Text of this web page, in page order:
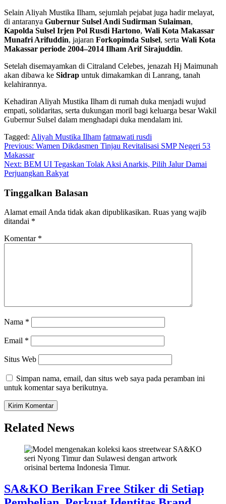
Selain Aliyah Mustika Ilham, sejumlah pejabat juga hadir melayat,
di antaranya Gubernur Sulsel Andi Sudirman Sulaiman,
Kapolda Sulsel Irjen Pol Rusdi Hartono, Wali Kota Makassar
Munafri Arifuddin, jajaran Forkopimda Sulsel, serta Wali Kota
Makassar periode 2004–2014 Ilham Arif Sirajuddin.
Setelah disemayamkan di Citraland Celebes, jenazah Hj Maimunah
akan dibawa ke Sidrap untuk dimakamkan di Lanrang, tanah
kelahirannya.
Kehadiran Aliyah Mustika Ilham di rumah duka menjadi wujud
empati, solidaritas, serta dukungan moril bagi keluarga besar Wakil
Gubernur Sulsel dalam menghadapi duka mendalam ini.
Tagged: Aliyah Mustika Ilham fatmawati rusdi
Navigasi
pos
Previous: Wamen Dikdasmen Tinjau Revitalisasi SMP Negeri 53
Makassar
Next: BEM UI Tegaskan Tolak Aksi Anarkis, Pilih Jalur Damai
Perjuangkan Rakyat
Tinggalkan Balasan
Alamat email Anda tidak akan dipublikasikan. Ruas yang wajib
ditandai *
Komentar *
Nama *
Email *
Situs Web
Simpan nama, email, dan situs web saya pada peramban ini
untuk komentar saya berikutnya.
Related News
SA&KO Berikan Free Stiker di Setiap